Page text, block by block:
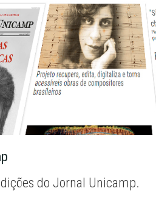
do Jornal Unicamp.